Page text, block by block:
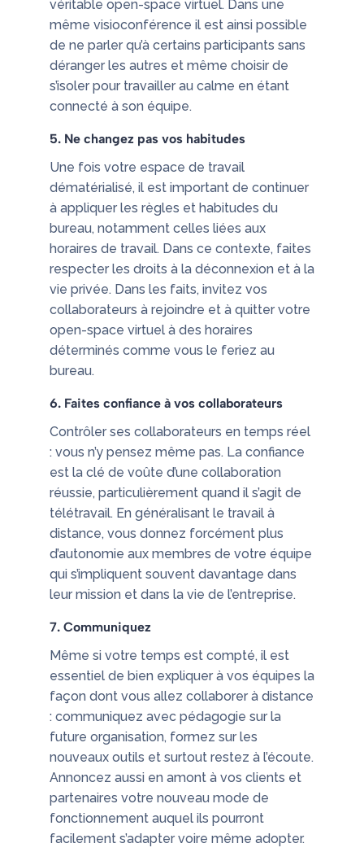
véritable open-space virtuel. Dans une
même visioconférence il est ainsi possible
de ne parler qu’à certains participants sans
déranger les autres et même choisir de
s’isoler pour travailler au calme en étant
connecté à son équipe.
5. Ne changez pas vos habitudes
Une fois votre espace de travail
dématérialisé, il est important de continuer
à appliquer les règles et habitudes du
bureau, notamment celles liées aux
horaires de travail. Dans ce contexte, faites
respecter les droits à la déconnexion et à la
vie privée. Dans les faits, invitez vos
collaborateurs à rejoindre et à quitter votre
open-space virtuel à des horaires
déterminés comme vous le feriez au
bureau.
6. Faites confiance à vos collaborateurs
Contrôler ses collaborateurs en temps réel
: vous n’y pensez même pas. La confiance
est la clé de voûte d’une collaboration
réussie, particulièrement quand il s’agit de
télétravail. En généralisant le travail à
distance, vous donnez forcément plus
d’autonomie aux membres de votre équipe
qui s’impliquent souvent davantage dans
leur mission et dans la vie de l’entreprise.
7. Communiquez
Même si votre temps est compté, il est
essentiel de bien expliquer à vos équipes la
façon dont vous allez collaborer à distance
: communiquez avec pédagogie sur la
future organisation, formez sur les
nouveaux outils et surtout restez à l’écoute.
Annoncez aussi en amont à vos clients et
partenaires votre nouveau mode de
fonctionnement auquel ils pourront
facilement s’adapter voire même adopter.